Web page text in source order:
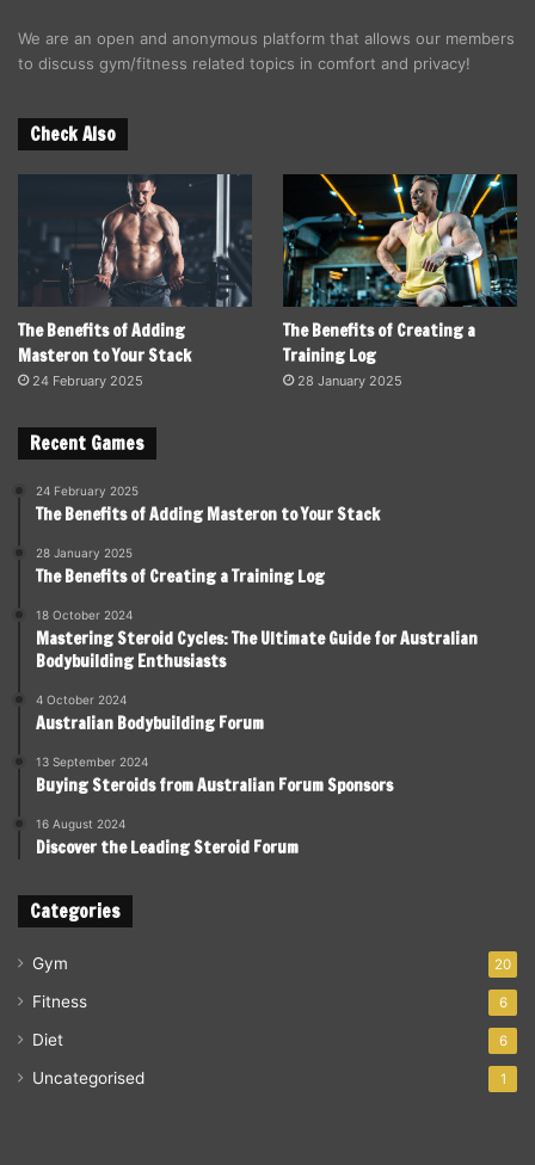
We are an open and anonymous platform that allows our members
to discuss gym/fitness related topics in comfort and privacy!
Check Also
The Benefits of Adding
Masteron to Your Stack
24 February 2025
The Benefits of Creating a
Training Log
28 January 2025
Recent Games
24 February 2025
The Benefits of Adding Masteron to Your Stack
28 January 2025
The Benefits of Creating a Training Log
18 October 2024
Mastering Steroid Cycles: The Ultimate Guide for Australian
Bodybuilding Enthusiasts
4 October 2024
Australian Bodybuilding Forum
13 September 2024
Buying Steroids from Australian Forum Sponsors
16 August 2024
Discover the Leading Steroid Forum
Categories
Gym 20
Fitness 6
Diet 6
Uncategorised 1